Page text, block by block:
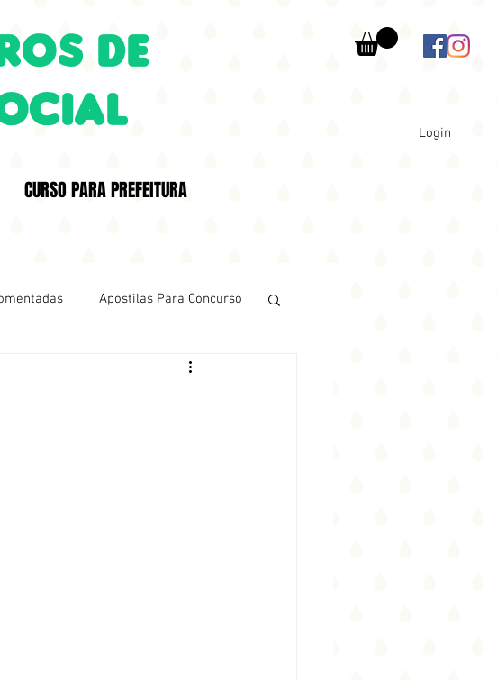
DE
Login
CURSO PARA PREFEITURA
Apostilas Para Concurso